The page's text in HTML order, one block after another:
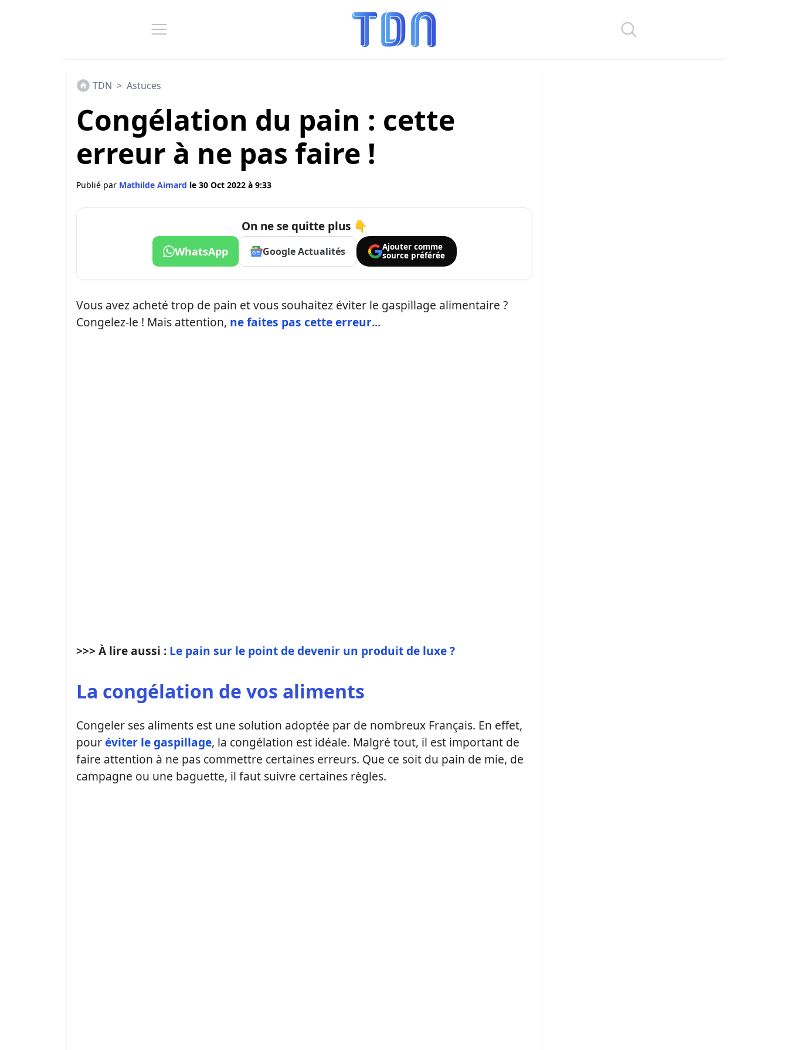
TDN > Astuces
Congélation du pain : cette
erreur à ne pas faire !
Publié par Mathilde Aimard le 30 Oct 2022 à 9:33
On ne se quitte plus 👇
WhatsApp Google Actualités
Ajouter comme
source préférée
Vous avez acheté trop de pain et vous souhaitez éviter le gaspillage alimentaire ?
Congelez-le ! Mais attention, ne faites pas cette erreur…
>>> À lire aussi : Le pain sur le point de devenir un produit de luxe ?
La congélation de vos aliments
Congeler ses aliments est une solution adoptée par de nombreux Français. En effet,
pouréviter le gaspillage, la congélation est idéale. Malgré tout, il est important de
faire attention à ne pas commettre certaines erreurs. Que ce soit du pain de mie, de
campagne ou une baguette, il faut suivre certaines règles.